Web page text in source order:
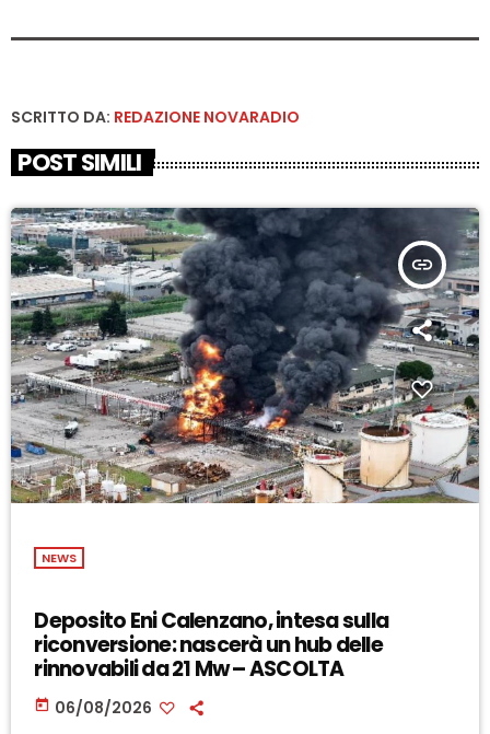
SCRITTO DA: REDAZIONE NOVARADIO
POST SIMILI
insert_link
NEWS
Deposito Eni Calenzano, intesa sulla
riconversione: nascerà un hub delle
rinnovabili da 21 Mw – ASCOLTA
today 06/08/2026